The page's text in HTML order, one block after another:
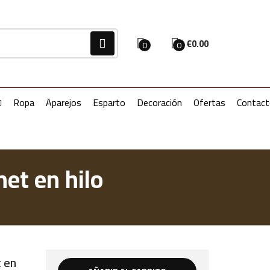
0 0 €0.00
Ropa Aparejos Esparto Decoración Ofertas
en hilo